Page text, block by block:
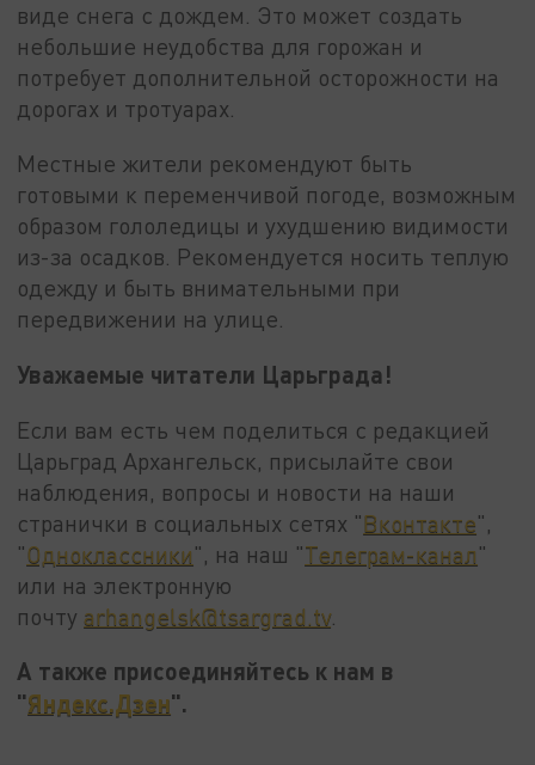
виде снега с дождем. Это может создать
небольшие неудобства для горожан и
потребует дополнительной осторожности на
дорогах и тротуарах.
Местные жители рекомендуют быть
готовыми к переменчивой погоде, возможным
образом гололедицы и ухудшению видимости
из-за осадков. Рекомендуется носить теплую
одежду и быть внимательными при
передвижении на улице.
Уважаемые читатели Царьграда!
Если вам есть чем поделиться с редакцией
Царьград Архангельск, присылайте свои
наблюдения, вопросы и новости на наши
странички в социальных сетях "Вконтакте",
"Одноклассники", на наш "Телеграм-канал"
или на электронную
почту arhangelsk@tsargrad.tv
А также присоединяйтесь к нам в
"Яндекс.Дзен".